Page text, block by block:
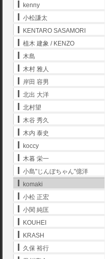
kenny
小松謙太
KENTARO SASAMORI
植木 建象 / KENZO
木島
木村 雅人
岸田 容男
北出 大洋
北村望
木谷 秀久
木内 泰史
koccy
木暮 栄一
小島"じんぼちゃん"億洋
komaki
小松 正宏
小関 純匡
KOUHEI
KRASH
久保 裕行